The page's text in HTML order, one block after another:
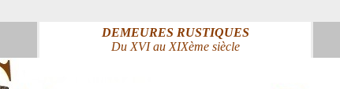
DEMEURES RUSTIQUES
Du XVI au XIXème siècle